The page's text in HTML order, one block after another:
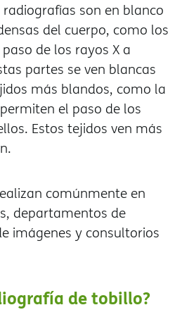
son en blanco
del cuerpo, como los
de los rayos X a
partes se ven blancas
más blandos, como la
el paso de los
Estos tejidos ven más
comúnmente en
departamentos de
imágenes y consultorios
de tobillo?